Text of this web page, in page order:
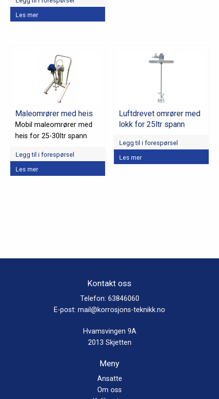
Dette
produktet
Alternativene
på
produktsiden
Les mer
Maleomrører med heis
Mobil maleomrører med
heis for 25-30ltr spann
Legg til i forespørsel
Les mer
Luftdrevet omrører med
lokk for 25ltr spann
Legg til i forespørsel
Les mer
Kontakt oss
Telefon: 63846060
E-post: mail@korrosjons-teknikk.no
Hvamsvingen 9A
2013 Skjetten
Meny
Ansatte
Om oss